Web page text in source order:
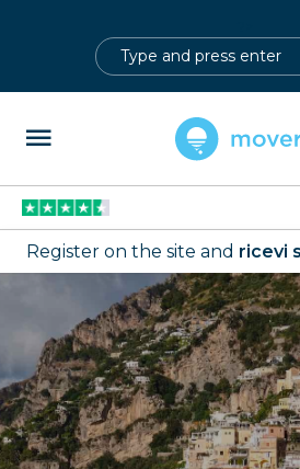
Register on the site and ricevi